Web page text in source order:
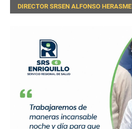
DIRECTOR SRSEN ALFONSO HERASME